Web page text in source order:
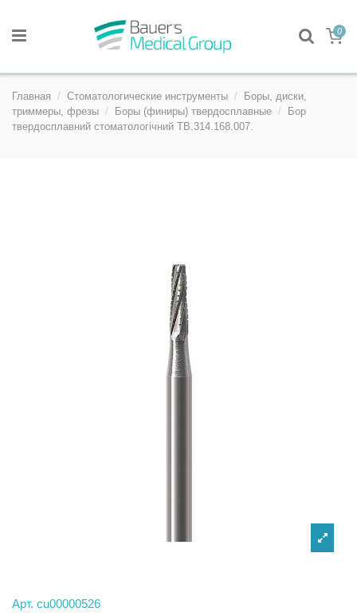
0
Главная Стоматологические инструменты
Боры, диски,
триммеры, фрезы
Боры (финиры) твердосплавные
Бор
твердосплавний стоматологічний TB.314.168.007.
Арт. cu00000526